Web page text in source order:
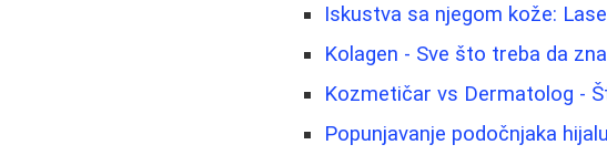
Iskustva sa njegom kože:
Kolagen - Sve što treba da
Kozmetičar vs Dermatolog -
Popunjavanje podočnjaka